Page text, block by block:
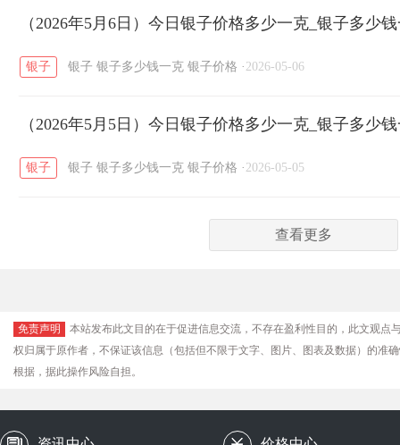
（2026年5月6日）今日银子价格多少一克_银子多少
银子 银子 银子多少钱一克 银子价格 · 2026-05-06
（2026年5月5日）今日银子价格多少一克_银子多少
银子 银子 银子多少钱一克 银子价格 · 2026-05-05
查看更多
免责声明
本站发布此文目的在于促进信息交流，不存在盈利性目的，此文观
权归属于原作者，不保证该信息（包括但不限于文字、图片、图表及数据）的准
根据，据此操作风险自担。